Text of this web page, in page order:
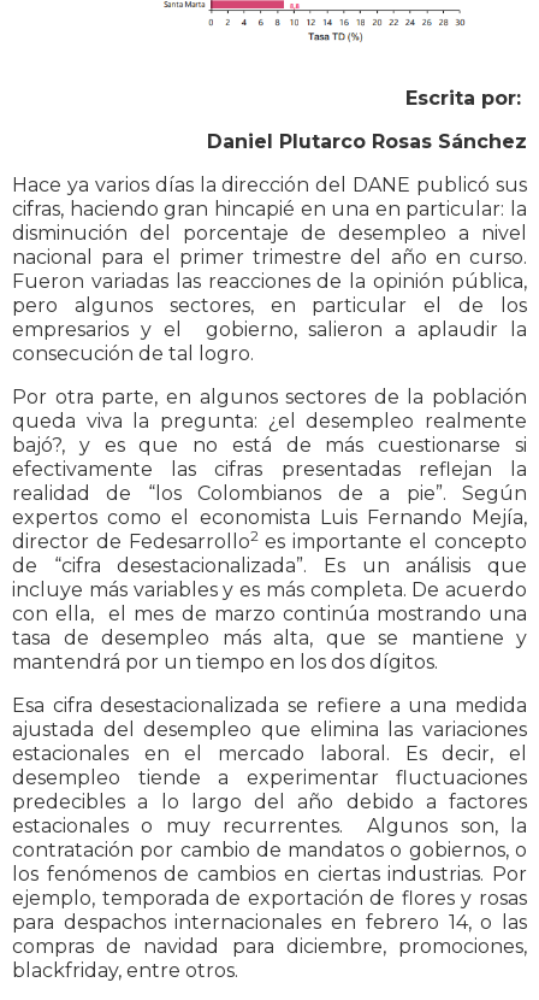
Escrita por:
Daniel Plutarco Rosas Sánchez
Hace ya varios días la dirección del DANE publicó sus
cifras, haciendo gran hincapié en una en particular: la
disminución del porcentaje de desempleo a nivel
nacional para el primer trimestre del año en curso.
Fueron variadas las reacciones de la opinión pública,
pero algunos sectores, en particular el de los
empresarios y el gobierno, salieron a aplaudir la
consecución de tal logro.
Por otra parte, en algunos sectores de la población
queda viva la pregunta: ¿el desempleo realmente
bajó?, y es que no está de más cuestionarse si
efectivamente las cifras presentadas reflejan la
realidad de “los Colombianos de a pie”. Según
expertos como el economista Luis Fernando Mejía,
director de Fedesarrollo2 es importante el concepto
de “cifra desestacionalizada”. Es un análisis que
incluye más variables y es más completa. De acuerdo
con ella, el mes de marzo continúa mostrando una
tasa de desempleo más alta, que se mantiene y
mantendrá por un tiempo en los dos dígitos.
Esa cifra desestacionalizada se refiere a una medida
ajustada del desempleo que elimina las variaciones
estacionales en el mercado laboral. Es decir, el
desempleo tiende a experimentar fluctuaciones
predecibles a lo largo del año debido a factores
estacionales o muy recurrentes. Algunos son, la
contratación por cambio de mandatos o gobiernos, o
los fenómenos de cambios en ciertas industrias. Por
ejemplo, temporada de exportación de flores y rosas
para despachos internacionales en febrero 14, o las
compras de navidad para diciembre, promociones,
blackfriday, entre otros.